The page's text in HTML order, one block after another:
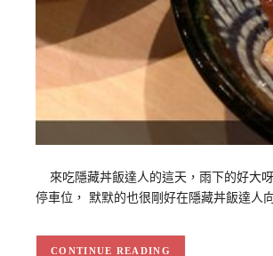
來吃隱藏丼飯達人的這天，雨下的好大
停車位， 默默的也很剛好在隱藏丼飯達
CONTINUE READING